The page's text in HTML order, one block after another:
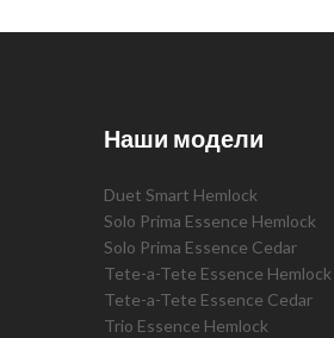
Наши модели
Duet Smart Hemlock
Solo Prima Essence Hemlock
Solo Prima Essence Cedar
Tete-a-Tete Essence Hemlock
Tete-a-Tete Essence Cedar
Trio Essence Hemlock